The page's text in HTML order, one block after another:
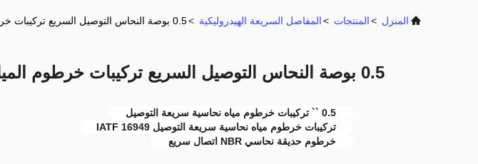
المنزل >المنتجات >المفاصل السريعة الهيدروليكية >0.5 بوصة النحاس التوصيل السريع تركيبات خرطوم المياه
0.5 بوصة النحاس التوصيل السريع تركيبات خرطوم المياه
0.5 `` تركيبات خرطوم مياه نحاسية سريعة التوصيل
تركيبات خرطوم مياه نحاسية سريعة التوصيل IATF 16949
خرطوم حديقة نحاسي NBR اتصال سريع